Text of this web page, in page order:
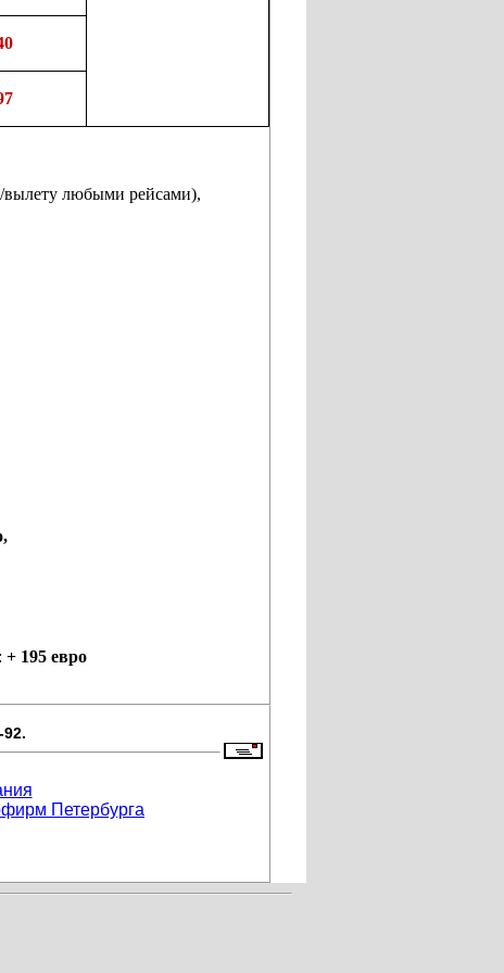
вылету любыми рейсами),
+ 195 евро
92.